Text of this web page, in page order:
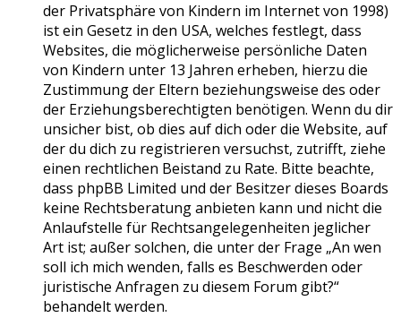
der Privatsphäre von Kindern im Internet von 1998)
ist ein Gesetz in den USA, welches festlegt, dass
Websites, die möglicherweise persönliche Daten
von Kindern unter 13 Jahren erheben, hierzu die
Zustimmung der Eltern beziehungsweise des oder
der Erziehungsberechtigten benötigen. Wenn du dir
unsicher bist, ob dies auf dich oder die Website, auf
der du dich zu registrieren versuchst, zutrifft, ziehe
einen rechtlichen Beistand zu Rate. Bitte beachte,
dass phpBB Limited und der Besitzer dieses Boards
keine Rechtsberatung anbieten kann und nicht die
Anlaufstelle für Rechtsangelegenheiten jeglicher
Art ist; außer solchen, die unter der Frage „An wen
soll ich mich wenden, falls es Beschwerden oder
juristische Anfragen zu diesem Forum gibt?“
behandelt werden.